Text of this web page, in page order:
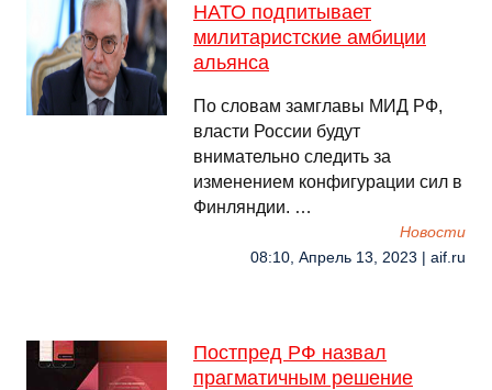
НАТО подпитывает
милитаристские амбиции
альянса
По словам замглавы МИД РФ,
власти России будут
внимательно следить за
изменением конфигурации сил в
Финляндии. …
Новости
08:10, Апрель 13, 2023 | aif.ru
Постпред РФ назвал
прагматичным решение